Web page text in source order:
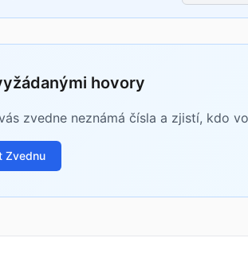
hovory
zvedne neznámá čísla a zjistí, kdo
Zvednu